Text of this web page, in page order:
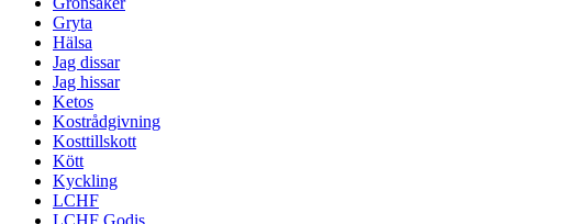
Gryta
Hälsa
Jag dissar
Jag hissar
Ketos
Kostrådgivning
Kosttillskott
Kött
Kyckling
LCHF
LCHF Godis